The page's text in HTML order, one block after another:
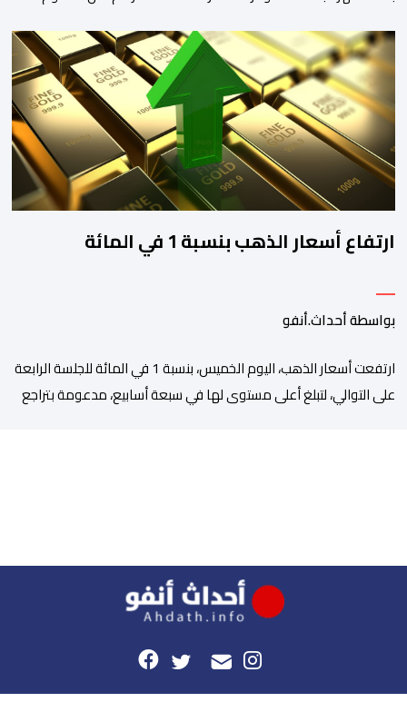
الأخيرة، وفق ما كشفت عنه مصادر نقابية. وخلفت هذه الأحكام حالة
استياء وسط مهنيي القطاع الذين اعتبروا أن القضاء حمّل السائقين
مسؤوليات “لا يخولها […]
ارتفاع أسعار الذهب بنسبة 1 في المائة
بواسطة أحداث.أنفو
ارتفعت أسعار الذهب، اليوم الخميس، بنسبة 1 في المائة للجلسة الرابعة
على التوالي، لتبلغ أعلى مستوى لها في سبعة أسابيع، مدعومة بتراجع